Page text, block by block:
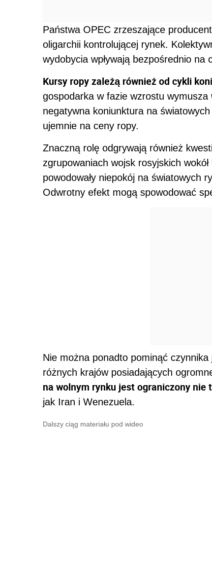
Państwa OPEC zrzeszające
oligarchii kontrolującej rynek.
wydobycia wpływają bezpośrednio na
Kursy ropy zależą również od cykli
gospodarka w fazie wzrostu
negatywna koniunktura na
ujemnie na ceny ropy.
Znaczną rolę odgrywają również
zgrupowaniach wojsk rosyjskich
powodowały niepokój na światowych
Odwrotny efekt mogą spowodować
Nie można ponadto pominąć
różnych krajów posiadających
na wolnym rynku jest ograniczony nie
jak Iran i Wenezuela.
Dalszy ciąg materiału pod wideo